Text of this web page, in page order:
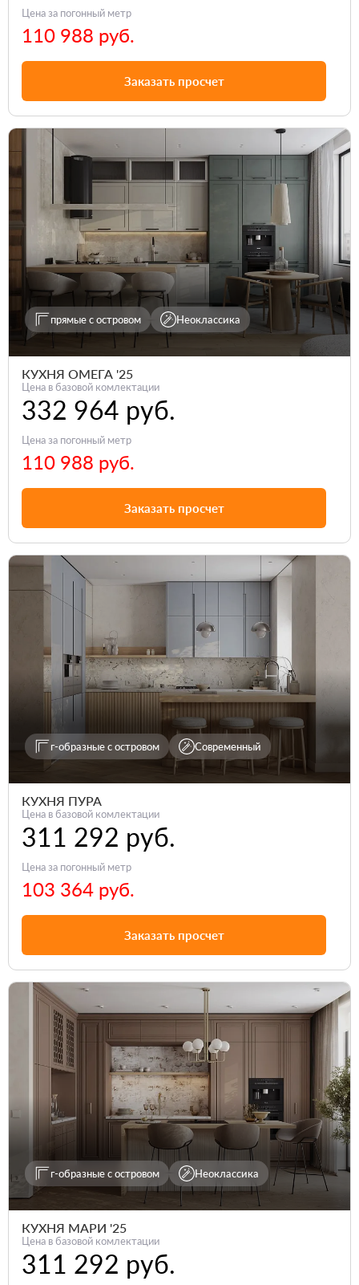
Цена за погонный метр
110 988 руб.
Заказать просчет
прямые с островом Неоклассика
КУХНЯ ОМЕГА '25
Цена в базовой комлектации
332 964 руб.
Цена за погонный метр
110 988 руб.
Заказать просчет
г-образные с островом Современный
КУХНЯ ПУРА
Цена в базовой комлектации
311 292 руб.
Цена за погонный метр
103 364 руб.
Заказать просчет
г-образные с островом Неоклассика
КУХНЯ МАРИ '25
Цена в базовой комлектации
311 292 руб.